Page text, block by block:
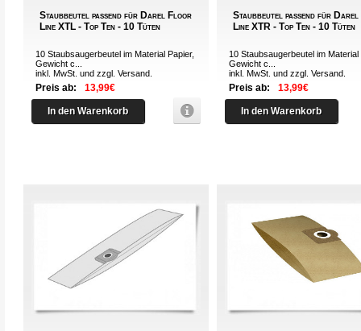
Staubbeutel passend für Darel Floor
Line XTL - Top Ten - 10 Tüten
10 Staubsaugerbeutel im Material Papier,
Gewicht c...
inkl. MwSt. und zzgl.Versand
Preis ab: 13,99€
In den Warenkorb
Staubbeutel passend für
Line XTR - Top Ten - 10 Tüten
10 Staubsaugerbeutel im Material
Gewicht c...
inkl. MwSt. und zzgl.Versand
Preis ab: 13,99€
In den Warenkorb